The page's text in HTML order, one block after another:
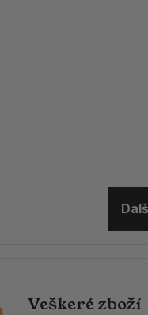
Veškeré zboží